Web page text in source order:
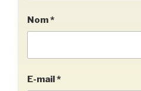
Nom*
E-mail*